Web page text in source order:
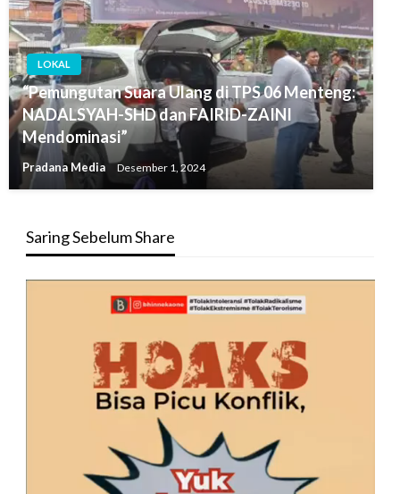
LOKAL
“Pemungutan Suara Ulang di TPS 06 Menteng:
NADALSYAH-SHD dan FAIRID-ZAINI
Mendominasi”
Pradana Media Desember 1, 2024
Saring Sebelum Share